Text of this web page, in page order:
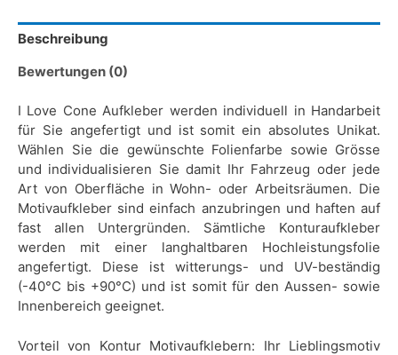
Beschreibung
Bewertungen (0)
I Love Cone Aufkleber werden individuell in Handarbeit
für Sie angefertigt und ist somit ein absolutes Unikat.
Wählen Sie die gewünschte Folienfarbe sowie Grösse
und individualisieren Sie damit Ihr Fahrzeug oder jede
Art von Oberfläche in Wohn- oder Arbeitsräumen. Die
Motivaufkleber sind einfach anzubringen und haften auf
fast allen Untergründen. Sämtliche Konturaufkleber
werden mit einer langhaltbaren Hochleistungsfolie
angefertigt. Diese ist witterungs- und UV-beständig
(-40°C bis +90°C) und ist somit für den Aussen- sowie
Innenbereich geeignet.
Vorteil von Kontur Motivaufklebern: Ihr Lieblingsmotiv